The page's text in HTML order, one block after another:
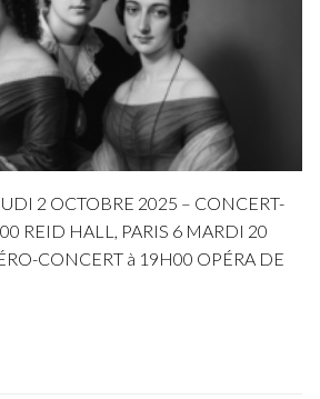
2 OCTOBRE 2025 – CONCERT-
REID HALL, PARIS 6 MARDI 20
CONCERT à 19H00 OPÉRA DE